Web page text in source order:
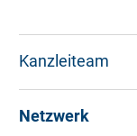
Kanzleiteam
Netzwerk